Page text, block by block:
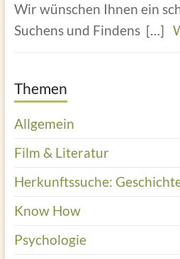
Wir wünschen Ihnen ein
Suchens und Findens […]
Themen
Allgemein
Film & Literatur
Herkunftssuche:
Know How
Psychologie